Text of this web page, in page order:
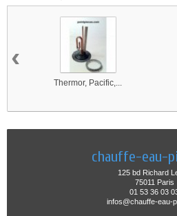
Thermor, Pacific,...
‹
chauffe-eau-
125 bd Richard
75011 Paris
01 53 36 03
infos@chauffe-eau-